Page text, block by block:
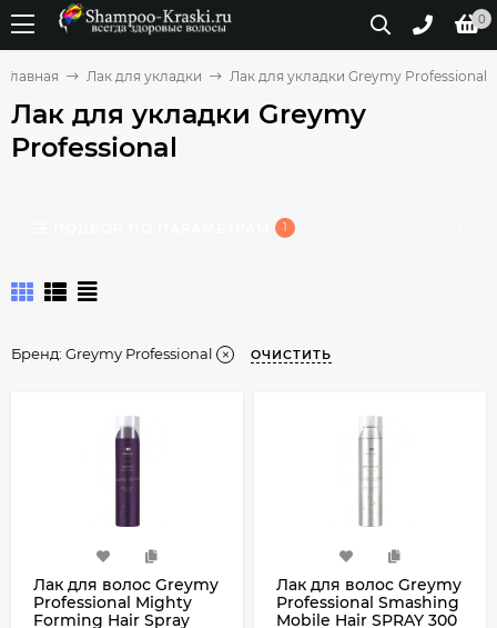
0
Главная Лак для укладки Лак для укладки Greymy Professional
Лак для укладки Greymy
Professional
1
Бренд: Greymy Professional ОЧИСТИТЬ
Лак для волос Greymy
Professional Mighty
Forming Hair Spray
Лак для волос Greymy
Professional Smashing
Mobile Hair SPRAY 300